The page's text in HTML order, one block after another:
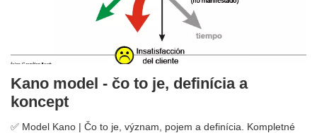
Kano model - čo to je, definícia a
koncept
✅ Model Kano | Čo to je, význam, pojem a definícia. Kompletné